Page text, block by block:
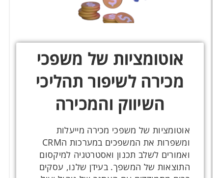
אוטומציות של משפכי
מכירה לשיפור תהליכי
השיווק והמכירה
אוטומציות של משפכי מכירה מייעלות
ומשפרות את המשפכים במערכות הCRM
ואמורים לשלב תכנון ואסטרטגיה למיקסום
התוצאות של המשפך. בעידן שלנו, עסקים